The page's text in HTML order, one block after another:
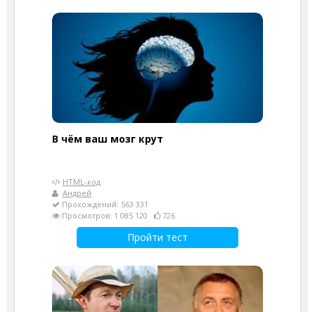
В чём ваш мозг крут
HTML-код
Андрей
Прохождений: 563 331
Просмотров: 1 085 120
726
Пройти тест